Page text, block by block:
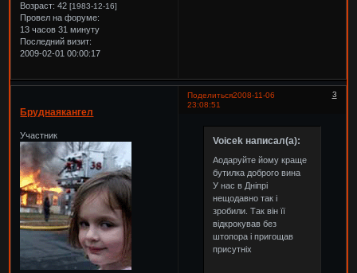
Возраст: 42[1983-12-16]
Провел на форуме:
13 часов 31 минуту
Последний визит:
2009-02-01 00:00:17
Поделиться 3
2008-11-06
23:08:51
Бруднаякангел
Участник Voicek написал(а):
Аодаруйте йому краще
бутилка доброго вина
У нас в Дніпрі
нещодавно так і
зробили. Так він її
відкрокував без
штопора і пригощав
присутніх